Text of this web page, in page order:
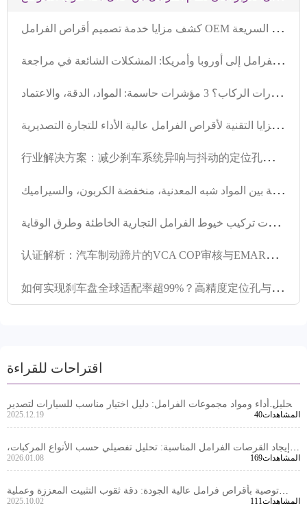
ك
شف مزايا خدمة تصميم أقراص الفرامل OEM المخصصة و آلية الاستجابة السريعة
ت
صدير أقراص الفرامل إلى أوروبا وأمريكا: المشكلات الشائعة في مراجعة VCA COP وحلولها (مع أمثلة)
ك
يف تختار قرص الفرامل عالي الجودة بسعر معقول لسيارات الركاب؟ 3 مؤشرات حاسمة: المواد، الدقة، والاعتماد
ت
حليل متعمق للمزايا التقنية لأقراص الفرامل عالية الأداء للتجارة التصديرية
行
业解决方案：减少刹车系统异响与抖动的定位孔及车削加工技术要点
ك
يفية اختيار مادة فتيلات الفرامل للشاحنات الثقيلة: مقارنة بين المواد شبه المعدنية، منخفضة الكربون، والسيراميك
ت
حليل حالات تركيب خيوط الفرامل التجارية الخاطئة وطرق الوقاية
认
证解析：汽车制动蹄片的VCA COP审核与EMARK技术要求
如
何实现刹车盘全球适配率超99%？高精度定位孔与接口标准化技术解析
اقتراحات للقراءة
تحليل أداء ومواد مجموعات الفرامل: دليل اختيار مناسب للسيارات لتصدير
المنتجات
2025.12.19 40المشاهدات
إيجاد القرصات الفرامل المناسبة: تحليل تفصيلي حسب الأنواع المركبات،
المناخات، ومواقف القيادة
2026.01.08 169المشاهدات
توصية بأقراص فرامل عالية الجودة: دقة ثقوب التثبيت المعززة وعملية
الخراطة الدقيقة لضمان أداء متميز
2025.10.02 111المشاهدات